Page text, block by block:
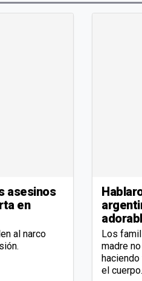
asesinos
en
al narco
Los
madre
el cuerpo.